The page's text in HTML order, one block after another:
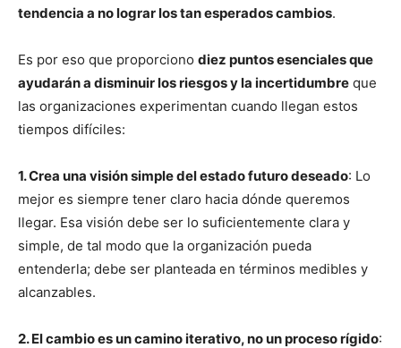
tendencia a no lograr los tan esperados cambios.
Es por eso que proporciono diez puntos esenciales que
ayudarán a disminuir los riesgos y la incertidumbre que
las organizaciones experimentan cuando llegan estos
tiempos difíciles:
1. Crea una visión simple del estado futuro deseado: Lo
mejor es siempre tener claro hacia dónde queremos
llegar. Esa visión debe ser lo suficientemente clara y
simple, de tal modo que la organización pueda
entenderla; debe ser planteada en términos medibles y
alcanzables.
2. El cambio es un camino iterativo, no un proceso rígido: